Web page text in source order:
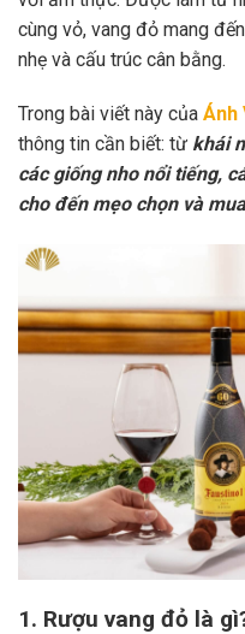
cùng vỏ, vang đỏ mang
nhẹ và cấu trúc cân bằng.
Trong bài viết này của Ánh
thông tin cần biết: từ khái
các giống nho nổi tiếng,
cho đến mẹo chọn và
1. Rượu vang đỏ là